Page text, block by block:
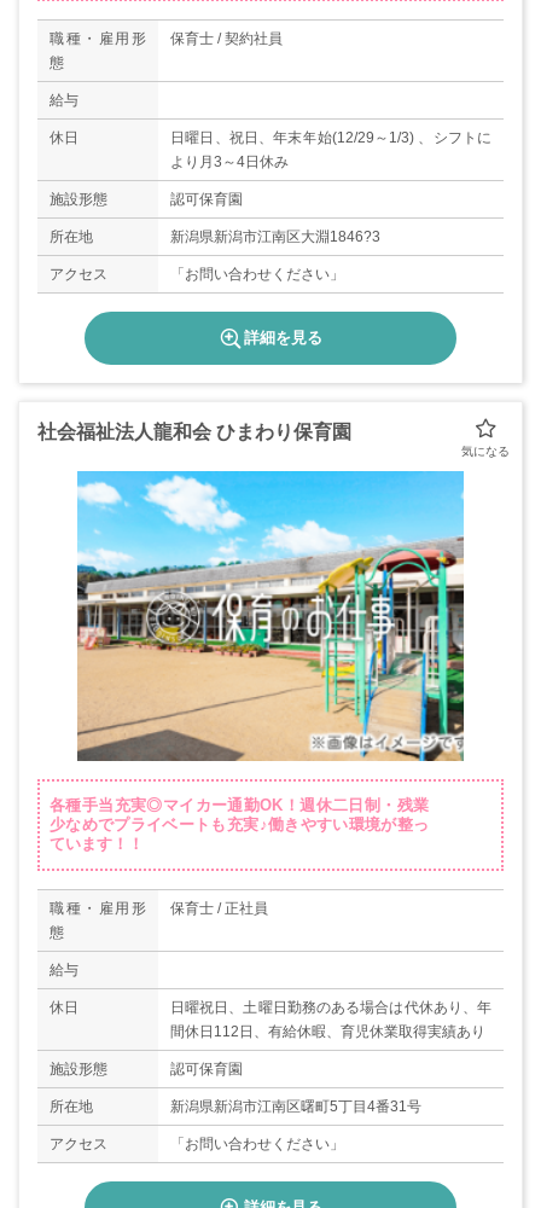
職種・雇用形
態
保育士 / 契約社員
給与
休日
日曜日、祝日、年末年始(12/29～1/3) 、シフトに
より月3～4日休み
施設形態 認可保育園
所在地 新潟県新潟市江南区大淵1846?3
アクセス 「お問い合わせください」
詳細を見る
社会福祉法人龍和会 ひまわり保育園
各種手当充実◎マイカー通勤OK！週休二日制・残業
少なめでプライベートも充実♪働きやすい環境が整っ
ています！！
職種・雇用形
態
保育士 / 正社員
給与
休日
日曜祝日、土曜日勤務のある場合は代休あり、年
間休日112日、有給休暇、育児休業取得実績あり
施設形態 認可保育園
所在地 新潟県新潟市江南区曙町5丁目4番31号
アクセス 「お問い合わせください」